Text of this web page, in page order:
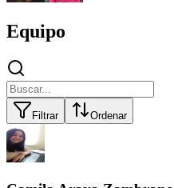
Equipo
Filtrar Ordenar